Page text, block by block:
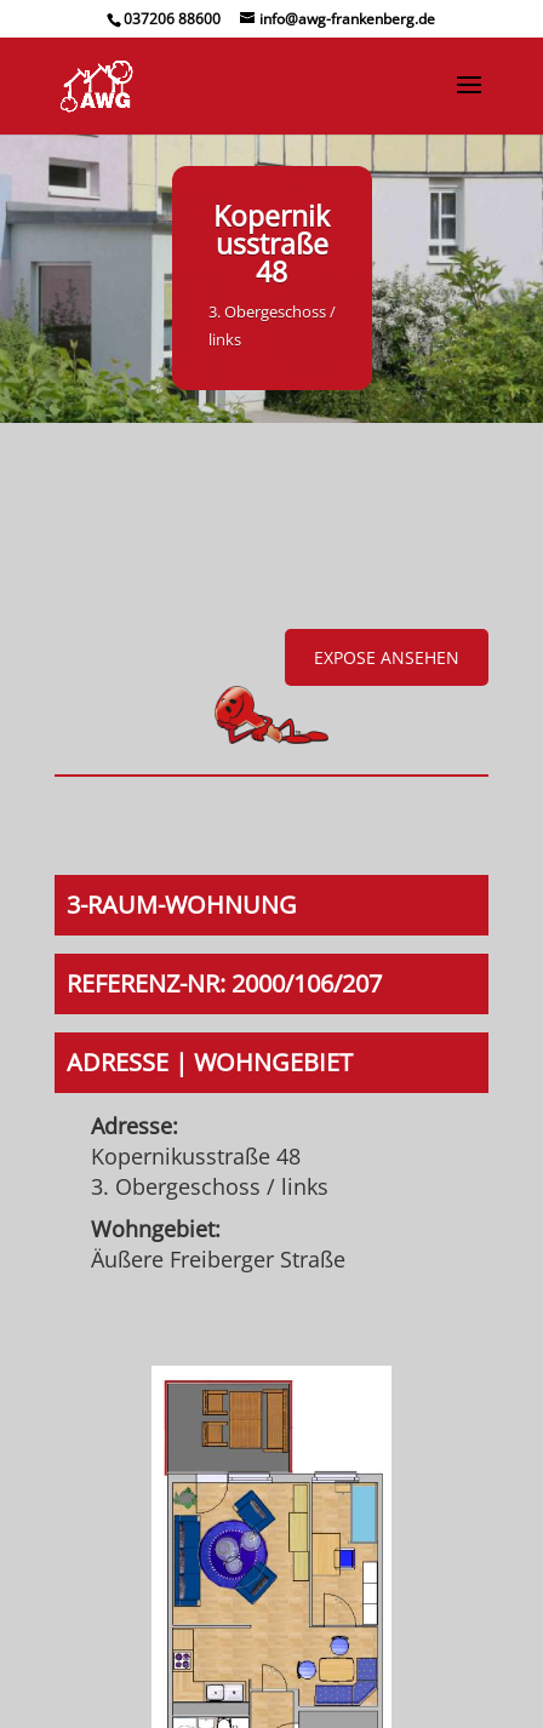
037206 88600 info@awg-frankenberg.de
Kopernik
usstraße
48
3. Obergeschoss /
links
EXPOSE ANSEHEN
3-RAUM-WOHNUNG
REFERENZ-NR: 2000/106/207
ADRESSE | WOHNGEBIET
Adresse:
Kopernikusstraße 48
3. Obergeschoss / links
Wohngebiet:
Äußere Freiberger Straße